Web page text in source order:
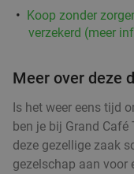
Koop zonder
verzekerd (meer
Meer over deze
Is het weer eens tijd
ben je bij Grand
deze gezellige zaak
gezelschap aan voor